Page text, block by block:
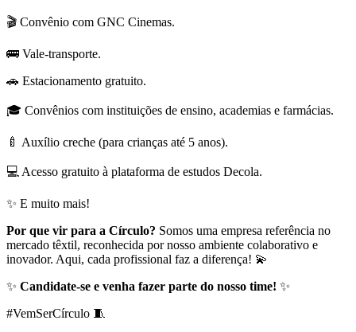
🎬 Convênio com GNC Cinemas.
🚌 Vale-transporte.
🚗 Estacionamento gratuito.
🎓 Convênios com instituições de ensino, academias e farmácias.
🍼 Auxílio creche (para crianças até 5 anos).
💻 Acesso gratuito à plataforma de estudos Decola.
✨ E muito mais!
Por que vir para a Círculo? Somos uma empresa referência no
mercado têxtil, reconhecida por nosso ambiente colaborativo e
inovador. Aqui, cada profissional faz a diferença! 💫
✨ Candidate-se e venha fazer parte do nosso time! ✨
#VemSerCírculo 🧵